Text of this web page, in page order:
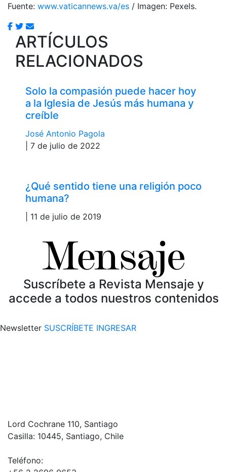
Fuente: www.vaticannews.va/es / Imagen: Pexels.
ARTÍCULOS
RELACIONADOS
Solo la compasión puede hacer hoy
a la Iglesia de Jesús más humana y
creíble
José Antonio Pagola
| 7 de julio de 2022
¿Qué sentido tiene una religión poco
humana?
| 11 de julio de 2019
Suscríbete a Revista Mensaje y
accede a todos nuestros contenidos
Newsletter SUSCRÍBETE INGRESAR
Lord Cochrane 110, Santiago
Casilla: 10445, Santiago, Chile
Teléfono: